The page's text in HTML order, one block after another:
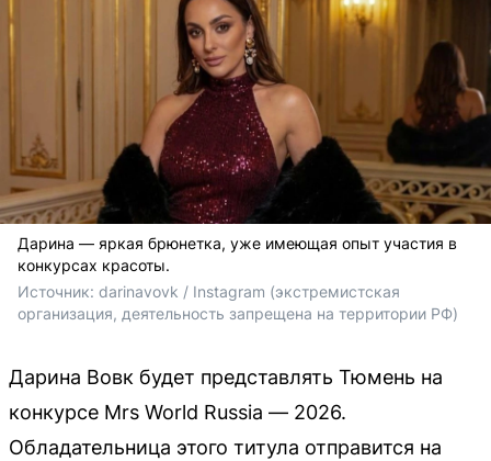
Дарина — яркая брюнетка, уже имеющая опыт участия в
конкурсах красоты.
Источник: darinavovk / Instagram (экстремистская
организация, деятельность запрещена на территории РФ)
Дарина Вовк будет представлять Тюмень на
конкурсе Mrs World Russia — 2026.
Обладательница этого титула отправится на